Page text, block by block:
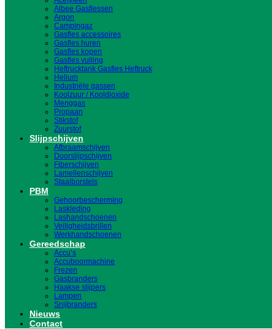
Albee Gasflessen
Argon
Campingaz
Gasfles accessoires
Gasfles huren
Gasfles kopen
Gasfles vulling
Heftrucktank Gasfles Heftruck
Helium
Industriële gassen
Koolzuur / Kooldioxide
Menggas
Propaan
Stikstof
Zuurstof
Slijpschijven
Afbraamschijven
Doorslijpschijven
Fiberschijven
Lamellenschijven
Staalborstels
PBM
Gehoorbescherming
Laskleding
Lashandschoenen
Veiligheidsbrillen
Werkhandschoenen
Gereedschap
Accu’s
Accuboormachine
Frezen
Gasbranders
Haakse slijpers
Lampen
Snijbranders
Nieuws
Contact